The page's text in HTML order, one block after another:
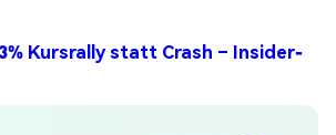
Kursrally statt Crash – Insider-